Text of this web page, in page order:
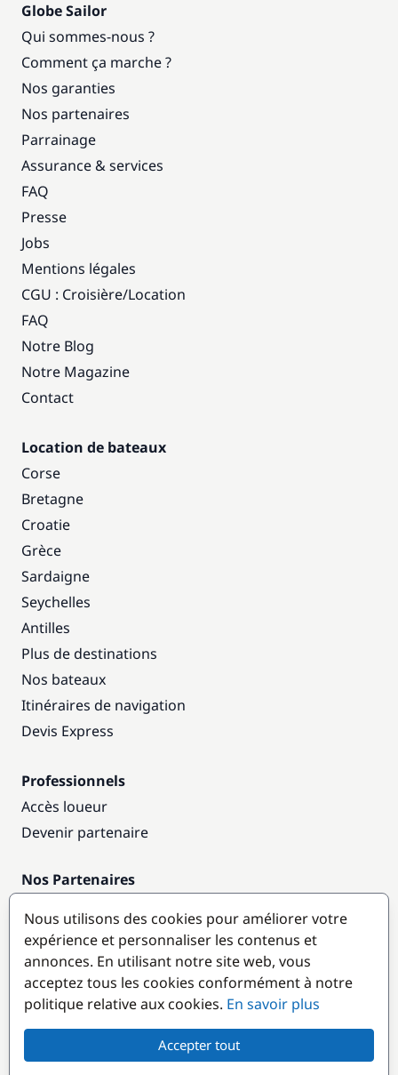
Globe Sailor
Qui sommes-nous ?
Comment ça marche ?
Nos garanties
Nos partenaires
Parrainage
Assurance & services
FAQ
Presse
Jobs
Mentions légales
CGU : Croisière/Location
FAQ
Notre Blog
Notre Magazine
Contact
Location de bateaux
Corse
Bretagne
Croatie
Grèce
Sardaigne
Seychelles
Antilles
Plus de destinations
Nos bateaux
Itinéraires de navigation
Devis Express
Professionnels
Accès loueur
Devenir partenaire
Nos Partenaires
Destinations populaires
Nous utilisons des cookies pour améliorer votre
expérience et personnaliser les contenus et
annonces. En utilisant notre site web, vous
acceptez tous les cookies conformément à notre
politique relative aux cookies. En savoir plus
Accepter tout